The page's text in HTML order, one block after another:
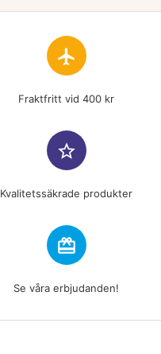
flight
Fraktfritt vid 400 kr
star_border
Kvalitetssäkrade produkter
redeem
Se våra erbjudanden!